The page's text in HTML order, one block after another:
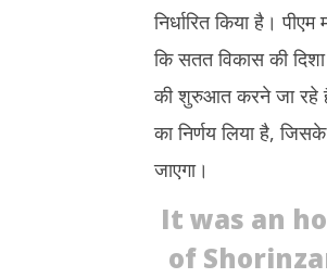
निर्धारित किया है।
कि सतत विकास की
की शुरुआत करने जा रहे
का निर्णय लिया है,
जाएगा।
It was an
of